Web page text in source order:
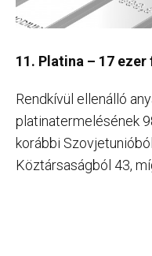
11. Platina – 17
Rendkívül ellenálló
platinatermelésének
korábbi
Köztársaságból 43,